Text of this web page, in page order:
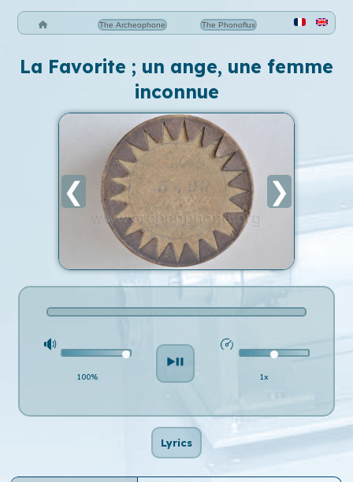
The Archeophone The Phonoflux
La Favorite ; un ange, une femme
inconnue
❮ ❯
100% 1x
Lyrics